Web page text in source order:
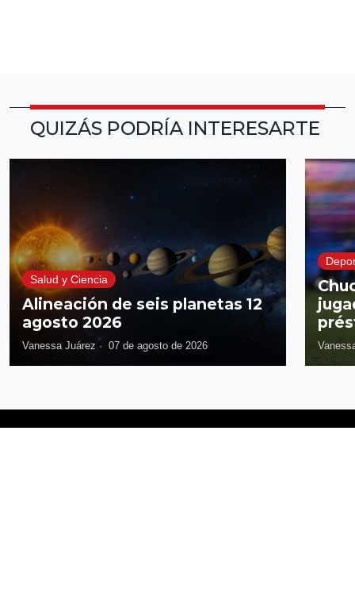
QUIZÁS PODRÍA INTERESARTE
Salud y Ciencia
Alineación de seis planetas 12
agosto 2026
Vanessa Juárez · 07 de agosto de 2026